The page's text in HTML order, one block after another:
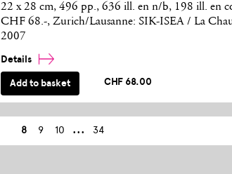
22 x 28 cm, 496 pp., 636 ill. en n/b, 198 ill. en
CHF 68.-, Zurich/Lausanne: SIK-ISEA / La
2007
Details
Add to basket
CHF 68.00
8 9 10 ... 34